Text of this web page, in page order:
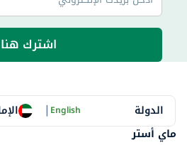
اشترك هنا
الدولة |English
ماي أستر